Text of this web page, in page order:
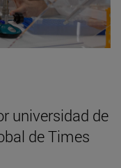
universidad de
de Times